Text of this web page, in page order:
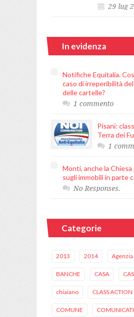
29 lug
In evidenza
Notifiche Equitalia.
caso di irreperibilità
delle cartelle?
1 commento
Pisani:
Terra dei
1
Monti, anche la
sugli immobili in parte
No Responses.
Categorie
2013 2014
BANCHE CASA
chiaiano CLASS ACTION
COMUNE COMUNICATI